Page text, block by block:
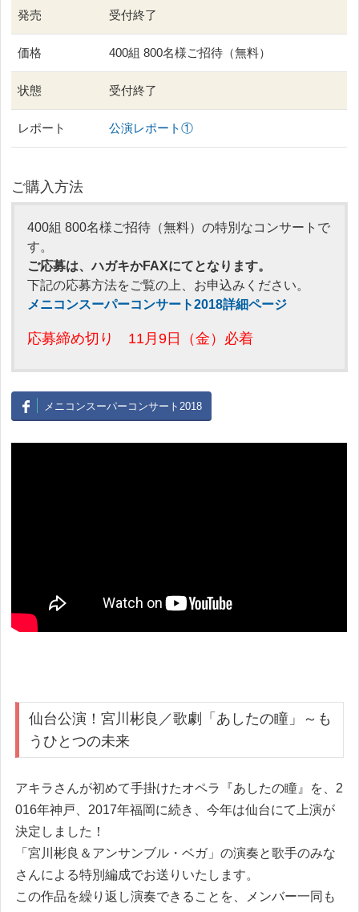
発売 受付終了
価格 400組 800名様ご招待（無料）
状態 受付終了
レポート 公演レポート①
ご購入方法
400組 800名様ご招待（無料）の特別なコンサートで
す。
ご応募は、ハガキかFAXにてとなります。
下記の応募方法をご覧の上、お申込みください。
メニコンスーパーコンサート2018詳細ページ
応募締め切り 11月9日（金）必着
メニコンスーパーコンサート2018
仙台公演！宮川彬良／歌劇「あしたの瞳」～ も
うひとつの未来
アキラさんが初めて手掛けたオペラ『あしたの瞳』を、2
016年神戸、2017年福岡に続き、今年は仙台にて上演が
決定しました！
「宮川彬良＆アンサンブル・ベガ」の演奏と歌手のみな
さんによる特別編成でお送りいたします。
この作品を繰り返し演奏できることを、メンバー一同も